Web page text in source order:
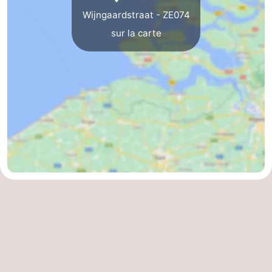
Zeeland
Schouwen-
Duiveland
Wijngaardstraat - ZE074
sur la carte